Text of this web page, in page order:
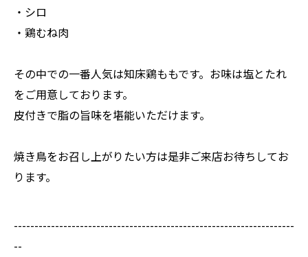
・シロ
・鶏むね肉
その中での一番人気は知床鶏ももです。お味は塩とたれ
をご用意しております。
皮付きで脂の旨味を堪能いただけます。
焼き鳥をお召し上がりたい方は是非ご来店お待ちしてお
ります。
--------------------------------------------------------------------
--